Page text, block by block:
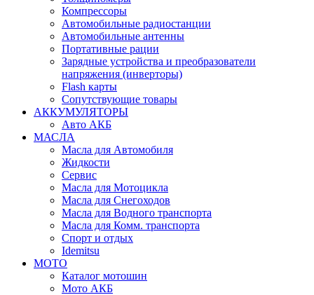
Компрессоры
Автомобильные радиостанции
Автомобильные антенны
Портативные рации
Зарядные устройства и преобразователи
напряжения (инверторы)
Flash карты
Сопутствующие товары
АККУМУЛЯТОРЫ
Авто АКБ
МАСЛА
Масла для Автомобиля
Жидкости
Сервис
Масла для Мотоцикла
Масла для Снегоходов
Масла для Водного транспорта
Масла для Комм. транспорта
Спорт и отдых
Idemitsu
МОТО
Каталог мотошин
Мото АКБ